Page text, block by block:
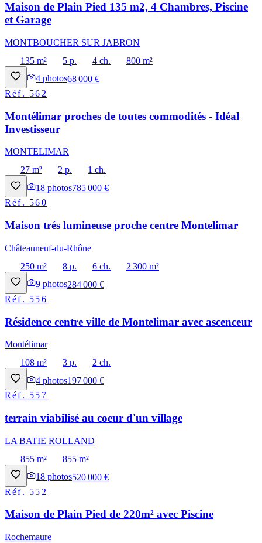
Maison de Plain Pied 135 m2, 4 Chambres, Piscine
et Garage
MONTBOUCHER SUR JABRON
135 m²
5 p. 4 ch.
800 m²
4 photos68 000 €
Réf. 562
Montélimar proches de toutes commodités - Idéal
Investisseur
MONTELIMAR
27 m²
2 p.
1 ch.
18 photos785 000 €
Réf. 560
Maison trés lumineuse proche centre Montelimar
Châteauneuf-du-Rhône
250 m²
8 p. 6 ch.
2 300 m²
9 photos284 000 €
Réf. 556
Résidence centre ville de Montelimar avec ascenceur
Montélimar
108 m²
3 p.
2 ch.
4 photos197 000 €
Réf. 557
terrain viabilisé au coeur d'un village
LA BATIE ROLLAND
855 m²
855 m²
18 photos520 000 €
Réf. 552
Maison de Plain Pied de 220m² avec Piscine
Rochemaure